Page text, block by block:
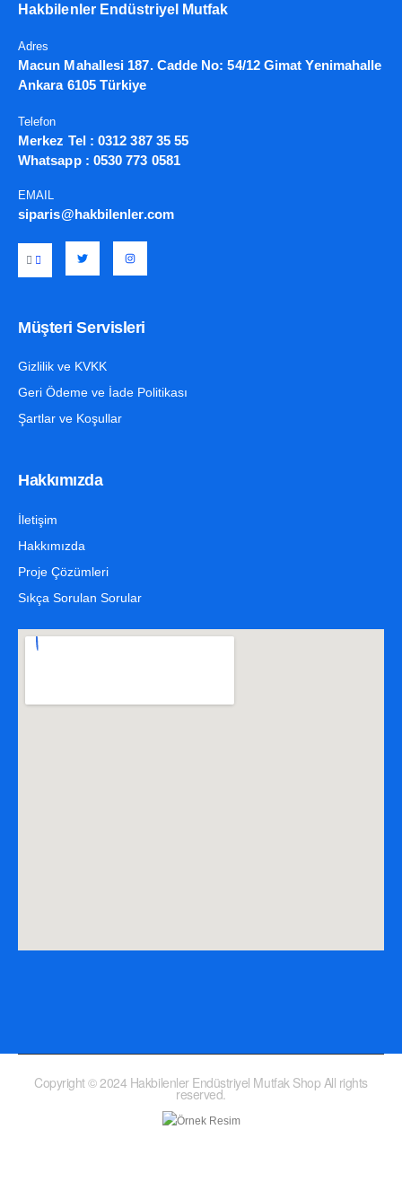
Hakbilenler Endüstriyel Mutfak
Adres
Macun Mahallesi 187. Cadde No: 54/12 Gimat Yenimahalle
Ankara 6105 Türkiye
Telefon
Merkez Tel : 0312 387 35 55
Whatsapp : 0530 773 0581
EMAIL
siparis@hakbilenler.com
Müşteri Servisleri
Gizlilik ve KVKK
Geri Ödeme ve İade Politikası
Şartlar ve Koşullar
Hakkımızda
İletişim
Hakkımızda
Proje Çözümleri
Sıkça Sorulan Sorular
Copyright © 2024 Hakbilenler Endüstriyel Mutfak Shop All rights
reserved.